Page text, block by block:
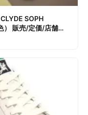
SOPH
） 販売/定価/店舗ま